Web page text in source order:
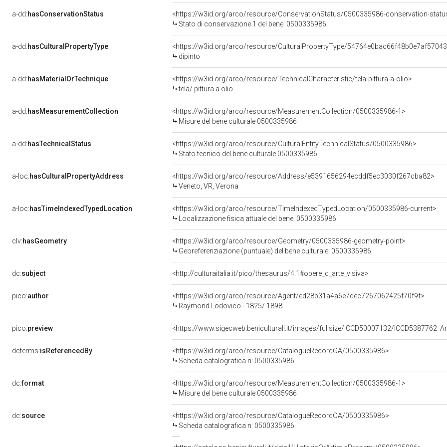
a-dd:hasConservationStatus
<https://w3id.org/arco/resource/ConservationStatus/0500335986-conservation-
Stato di conservazione 1 del bene: 0500335986
a-dd:hasCulturalPropertyType
<https://w3id.org/arco/resource/CulturalPropertyType/
dipinto
a-dd:hasMaterialOrTechnique
<https://w3id.org/arco/resource/TechnicalCharacteristic/tela-pittura-a-olio>
tela/ pittura a olio
a-dd:hasMeasurementCollection
<https://w3id.org/arco/resource/MeasurementCollection/0500335986-1>
Misure del bene culturale 0500335986
a-dd:hasTechnicalStatus
<https://w3id.org/arco/resource/CulturalEntityTechnicalStatus/0500335986>
Stato tecnico del bene culturale 0500335986
a-loc:hasCulturalPropertyAddress
<https://w3id.org/arco/resource/Address/e5391656294ecddf5ec3030f267cba82>
Veneto, VR, Verona
a-loc:hasTimeIndexedTypedLocation
<https://w3id.org/arco/resource/TimeIndexedTypedLocation/0500335986-current>
Localizzazione fisica attuale del bene: 0500335986
clv:hasGeometry
<https://w3id.org/arco/resource/Geometry/0500335986-geometry-point>
Georeferenziazione (puntuale) del bene culturale: 0500335986
dc:subject <http://culturaitalia.it/pico/thesaurus/4.1#opere_d_arte_visiva>
pico:author
<https://w3id.org/arco/resource/Agent/ed28b31a4a6e7dec7267062425f70f9f>
Raymond Lodovico - 1825/ 1898
pico:preview <https://www.sigecweb.beniculturali.it/images/fullsize/ICCD50007132/
dcterms:isReferencedBy
<https://w3id.org/arco/resource/CatalogueRecordOA/0500335986>
Scheda catalografica n: 0500335986
dc:format
<https://w3id.org/arco/resource/MeasurementCollection/0500335986-1>
Misure del bene culturale 0500335986
dc:source
<https://w3id.org/arco/resource/CatalogueRecordOA/0500335986>
Scheda catalografica n: 0500335986